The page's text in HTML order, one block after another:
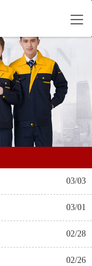
03/03
03/01
02/28
02/26